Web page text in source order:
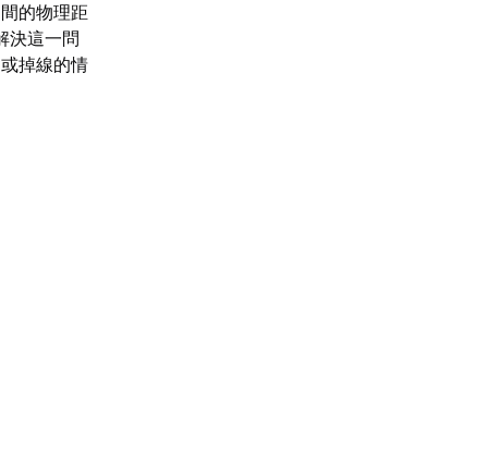
的物理距
決這一問
掉線的情